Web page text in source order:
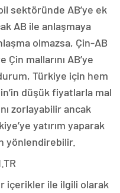
sektöründe AB’ye ek
AB ile anlaşmaya
olmazsa, Çin-AB
mallarını AB’ye
Türkiye için hem
düşük fiyatlarla mal
zorlayabilir ancak
yatırım yaparak
yönlendirebilir.
içerikler ile ilgili olarak